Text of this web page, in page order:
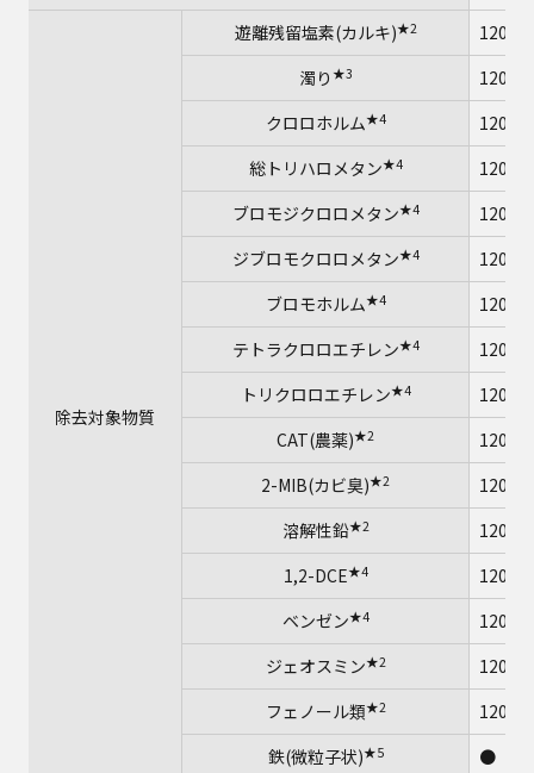
除去対象物質
遊離残留塩素(カルキ)★2
濁り ★3
クロロホルム★4
総トリハロメタン★4
ブロモジクロロメタン★4
ジブロモクロロメタン★4
ブロモホルム★4
テトラクロロエチレン★4
トリクロロエチレン★4
CAT(農薬)★2
2-MIB(カビ臭)★2
溶解性鉛★2
1,2-DCE★4
ベンゼン★4
ジェオスミン★2
フェノール類★2
鉄(微粒子状)★5 ●